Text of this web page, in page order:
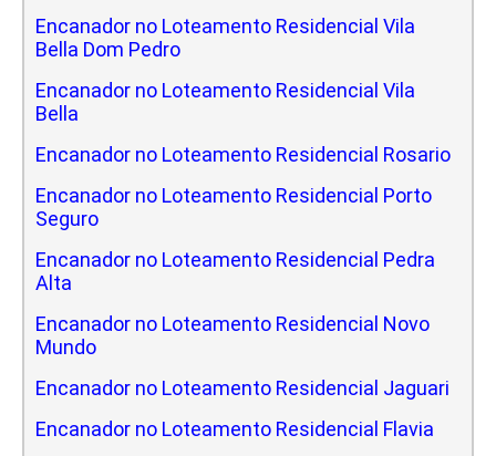
Encanador no Loteamento Residencial Vila
Bella Dom Pedro
Encanador no Loteamento Residencial Vila
Bella
Encanador no Loteamento Residencial Rosario
Encanador no Loteamento Residencial Porto
Seguro
Encanador no Loteamento Residencial Pedra
Alta
Encanador no Loteamento Residencial Novo
Mundo
Encanador no Loteamento Residencial Jaguari
Encanador no Loteamento Residencial Flavia